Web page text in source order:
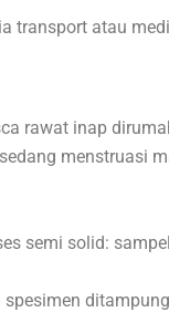
transport atau
rawat inap
menstruasi
semi solid:
spesimen